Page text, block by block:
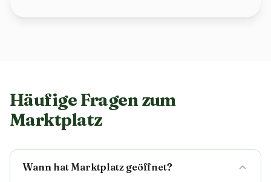
Häufige Fragen zum
Marktplatz
Wann hat Marktplatz geöffnet?